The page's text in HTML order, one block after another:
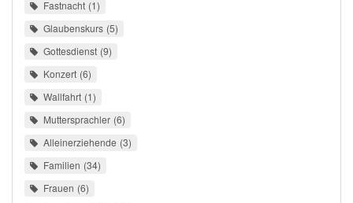
Fastnacht 1
Glaubenskurs 5
Gottesdienst 9
Konzert 6
Wallfahrt 1
Muttersprachler 6
Alleinerziehende 3
Familien 34
Frauen 6